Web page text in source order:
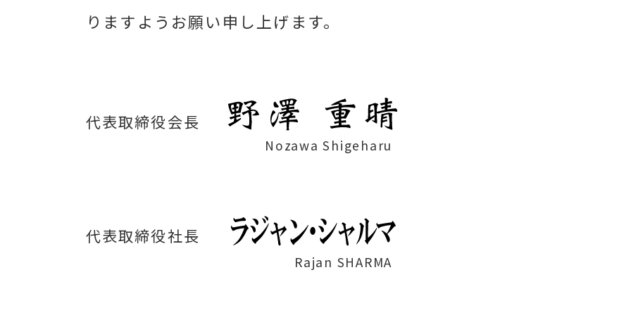
りますようお願い申し上げます。
代表取締役会長
Nozawa Shigeharu
代表取締役社長
Rajan SHARMA